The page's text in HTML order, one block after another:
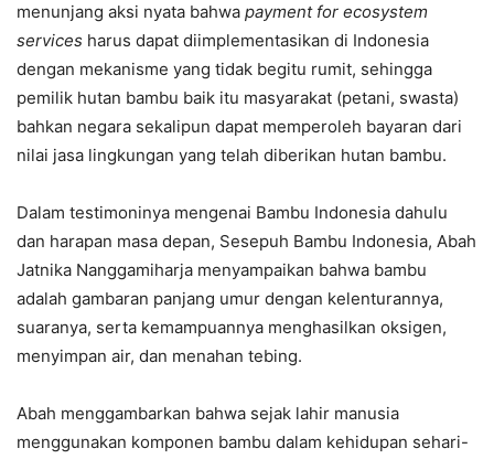
menunjang aksi nyata bahwa payment for ecosystem
services harus dapat diimplementasikan di Indonesia
dengan mekanisme yang tidak begitu rumit, sehingga
pemilik hutan bambu baik itu masyarakat (petani, swasta)
bahkan negara sekalipun dapat memperoleh bayaran dari
nilai jasa lingkungan yang telah diberikan hutan bambu.
Dalam testimoninya mengenai Bambu Indonesia dahulu
dan harapan masa depan, Sesepuh Bambu Indonesia, Abah
Jatnika Nanggamiharja menyampaikan bahwa bambu
adalah gambaran panjang umur dengan kelenturannya,
suaranya, serta kemampuannya menghasilkan oksigen,
menyimpan air, dan menahan tebing.
Abah menggambarkan bahwa sejak lahir manusia
menggunakan komponen bambu dalam kehidupan sehari-